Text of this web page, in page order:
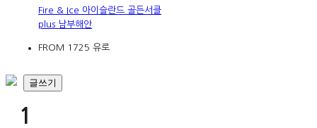
Fire & Ice 아이슬란드 골든서클
plus 남부해안
FROM 1725 유로
글쓰기
1